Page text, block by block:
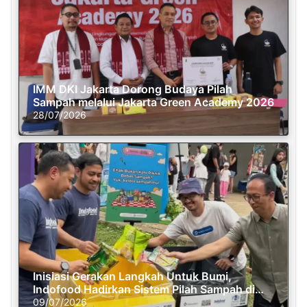
IMM DKI Jakarta Dorong Budaya Pilah
Sampah melalui Jakarta Green Academy 2026
28/07/2026
Inisiasi Gerakan Langkah Untuk Bumi,
Indofood Hadirkan Sistem Pilah Sampah di
Semasa Piknik
09/07/2026